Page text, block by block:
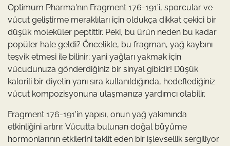
Optimum Pharma'nın Fragment 176-191’i, sporcular ve
vücut geliştirme meraklıları için oldukça dikkat çekici bir
düşük moleküler peptittir. Peki, bu ürün neden bu kadar
popüler hale geldi? Öncelikle, bu fragman, yağ kaybını
teşvik etmesi ile bilinir; yani yağları yakmak için
vücudunuza gönderdiğiniz bir sinyal gibidir! Düşük
kalorili bir diyetin yanı sıra kullanıldığında, hedeflediğiniz
vücut kompozisyonuna ulaşmanıza yardımcı olabilir.
Fragment 176-191'in yapısı, onun yağ yakımında
etkinliğini artırır. Vücutta bulunan doğal büyüme
hormonlarının etkilerini taklit eden bir işlevsellik sergiliyor.